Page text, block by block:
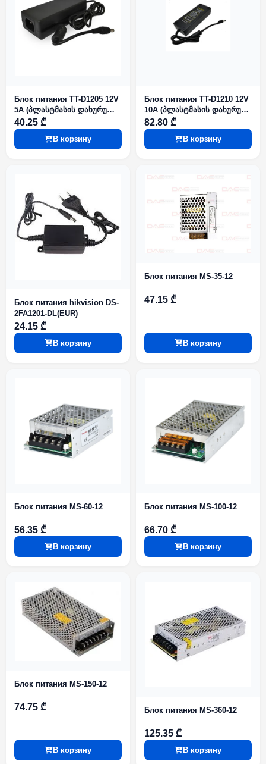
Блок питания TT-D1205 12V
5A (პლასტმასის დახურულ
ყუთში)
40.25 ₾
В корзину
Блок питания TT-D1210 12V
10A (პლასტმასის დახურულ
ყუთში)
82.80 ₾
В корзину
Блок питания hikvision DS-
2FA1201-DL(EUR)
24.15 ₾
В корзину
Блок питания MS-35-12
47.15 ₾
В корзину
Блок питания MS-60-12
56.35 ₾
В корзину
Блок питания MS-100-12
66.70 ₾
В корзину
Блок питания MS-150-12
74.75 ₾
В корзину
Блок питания MS-360-12
125.35 ₾
В корзину